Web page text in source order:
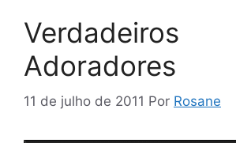
Verdadeiros
Adoradores
11 de julho de 2011 Por Rosane